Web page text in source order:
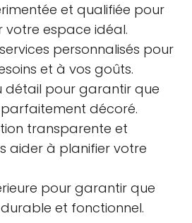
et qualifiée pour
votre espace idéal.
personnalisés pour
et à vos goûts.
détail pour garantir que
décoré.
transparente et
aider à planifier votre
pour garantir que
et fonctionnel.